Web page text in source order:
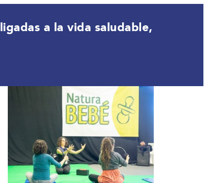
a la vida saludable,